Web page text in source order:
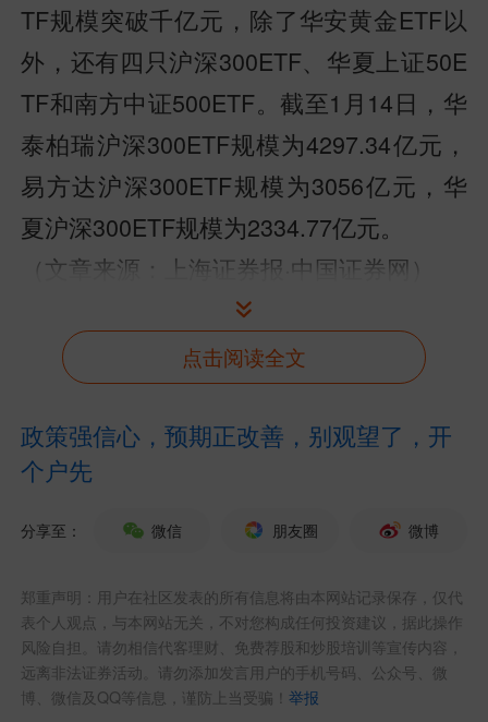
TF规模突破千亿元，除了华安黄金ETF以
外，还有四只沪深300ETF、华夏上证50E
TF和南方中证500ETF。截至1月14日，华
泰柏瑞沪深300ETF规模为4297.34亿元，
易方达沪深300ETF规模为3056亿元，华
夏沪深300ETF规模为2334.77亿元。
（文章来源：上海证券报·中国证券网）
股吧网页版
点击阅读全文
政策强信心，预期正改善，别观望了，开
个户先
分享至： 微信 朋友圈 微博
郑重声明：用户在社区发表的所有信息将由本网站记录保存，仅代
表个人观点，与本网站无关，不对您构成任何投资建议，据此操作
风险自担。请勿相信代客理财、免费荐股和炒股培训等宣传内容，
远离非法证券活动。请勿添加发言用户的手机号码、公众号、微
博、微信及QQ等信息，谨防上当受骗！举报